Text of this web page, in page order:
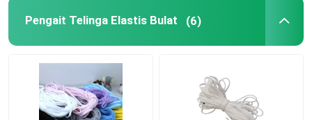
Pita Telinga Elastis
Lingkaran Telinga Datar
Lingkaran Telinga Melar
Pengait Telinga Elastis Bulat (6)